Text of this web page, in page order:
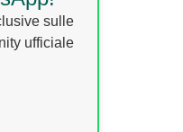
sulle
ufficiale